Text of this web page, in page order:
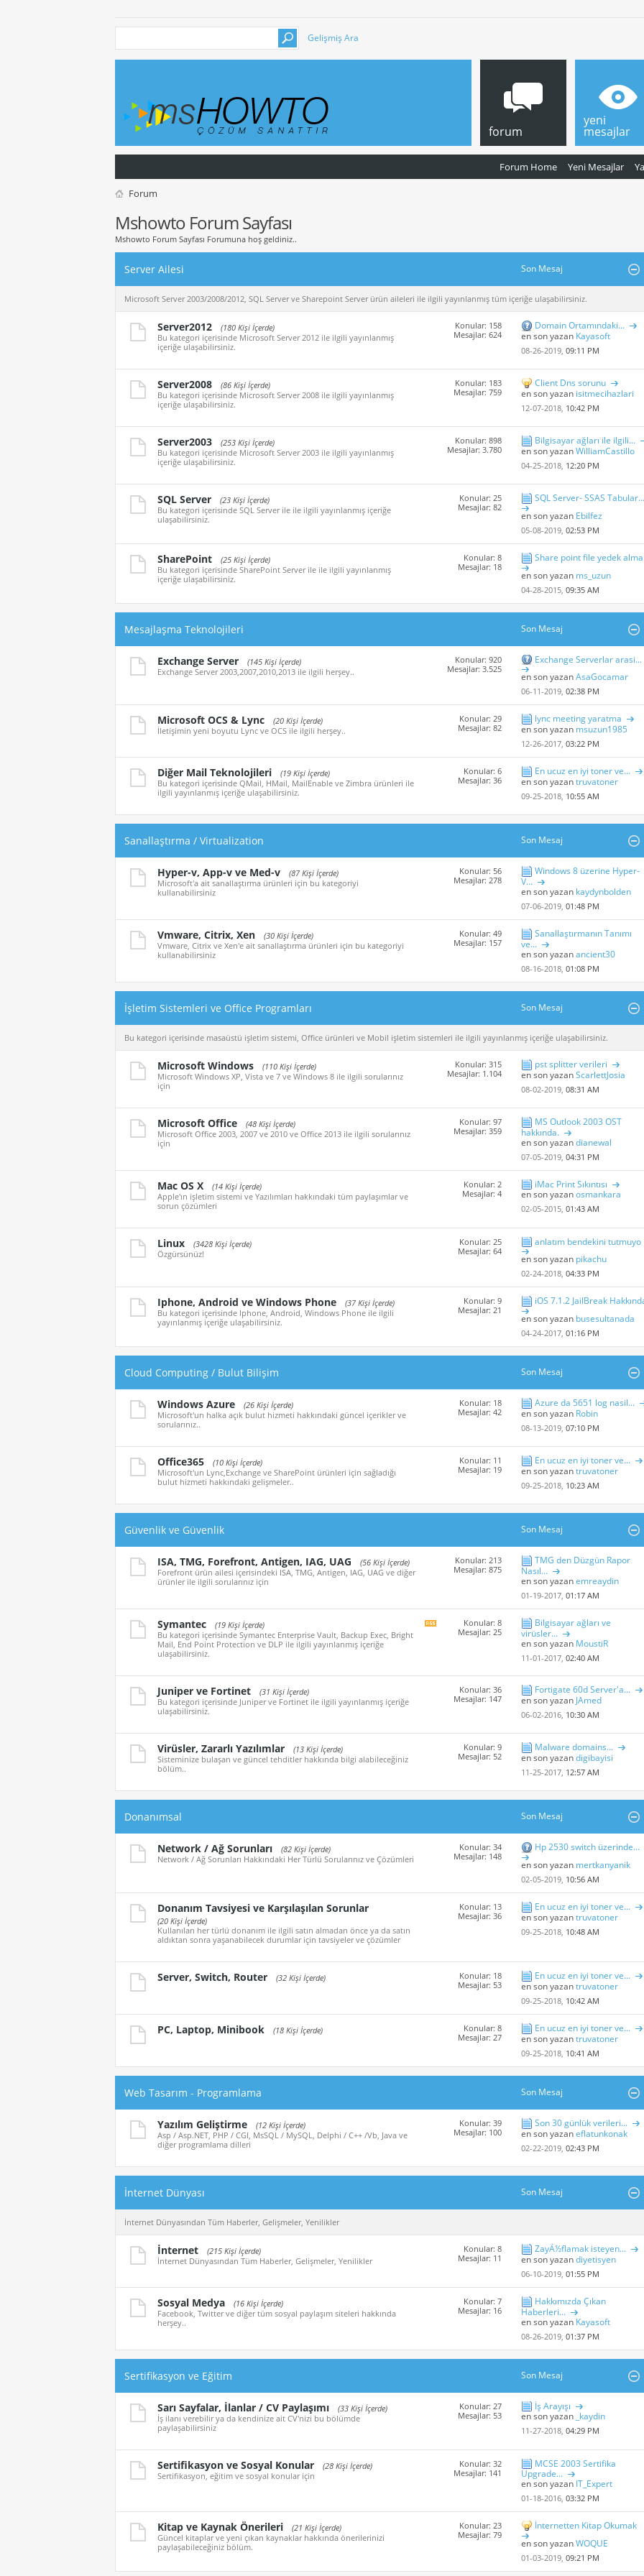
Gelişmiş Ara
forum
Forum Home Yeni Mesajlar
yeni
mesajlar
Forum
Mshowto Forum Sayfası
Mshowto Forum Sayfası Forumuna hoş geldiniz..
Server Ailesi Son Mesaj
Microsoft Server 2003/2008/2012, SQL Server ve Sharepoint Server ürün aileleri ile ilgili yayınlanmış tüm içeriğe ulaşabilirsiniz.
Server2012
(180 Kişi İçerde)
Bu kategori içerisinde Microsoft Server 2012 ile ilgili yayınlanmış
içeriğe ulaşabilirsiniz.
Konular: 158
Mesajlar: 624
Domain Ortamındaki...
en son yazan Kayasoft
08-26-2019, 09:11 PM
Server2008
(86 Kişi İçerde)
Bu kategori içerisinde Microsoft Server 2008 ile ilgili yayınlanmış
içeriğe ulaşabilirsiniz.
Konular: 183
Mesajlar: 759
Client Dns sorunu
en son yazan isitmecihazlari
12-07-2018, 10:42 PM
Server2003
(253 Kişi İçerde)
Bu kategori içerisinde Microsoft Server 2003 ile ilgili yayınlanmış
içeriğe ulaşabilirsiniz.
Konular: 898
Mesajlar: 3.780
Bilgisayar ağları ile ilgili...
en son yazanWilliamCastillo
04-25-2018, 12:20 PM
SQL Server
(23 Kişi İçerde)
Bu kategori içerisinde SQL Server ile ile ilgili yayınlanmış içeriğe
ulaşabilirsiniz.
Konular: 25
Mesajlar: 82
SQL Server- SSAS Tabular...
en son yazan Ebilfez
05-08-2019, 02:53 PM
SharePoint
(25 Kişi İçerde)
Bu kategori içerisinde SharePoint Server ile ile ilgili yayınlanmış
içeriğe ulaşabilirsiniz.
Konular: 8
Mesajlar: 18
Share point file yedek alma
en son yazan ms_uzun
04-28-2015, 09:35 AM
Mesajlaşma Teknolojileri Son Mesaj
Exchange Server
(145 Kişi İçerde)
Exchange Server 2003,2007,2010,2013 ile ilgili herşey..
Konular: 920
Mesajlar: 3.525
Exchange Serverlar arasi...
en son yazanAsaGocamar
06-11-2019, 02:38 PM
Microsoft OCS & Lync
(20 Kişi İçerde)
İletişimin yeni boyutu Lync ve OCS ile ilgili herşey..
Konular: 29
Mesajlar: 82
lync meeting yaratma
en son yazan msuzun1985
12-26-2017, 03:22 PM
Diğer Mail Teknolojileri
(19 Kişi İçerde)
Bu kategori içerisinde QMail, HMail, MailEnable ve Zimbra ürünleri ile
ilgili yayınlanmış içeriğe ulaşabilirsiniz.
Konular: 6
Mesajlar: 36
En ucuz en iyi toner ve...
en son yazantruvatoner
09-25-2018, 10:55 AM
Sanallaştırma / Virtualization Son Mesaj
Hyper-v, App-v ve Med-v
(87 Kişi İçerde)
Microsoft'a ait sanallaştırma ürünleri için bu kategoriyi
kullanabilirsiniz
Konular: 56
Mesajlar: 278
Windows 8 üzerine Hyper-
V...
en son yazan kaydynbolden
07-06-2019, 01:48 PM
Vmware, Citrix, Xen
(30 Kişi İçerde)
Vmware, Citrix ve Xen'e ait sanallaştırma ürünleri için bu kategoriyi
kullanabilirsiniz
Konular: 49
Mesajlar: 157
Sanallaştırmanın Tanımı
ve...
en son yazanancient30
08-16-2018, 01:08 PM
İşletim Sistemleri ve Office Programları Son Mesaj
Bu kategori içerisinde masaüstü işletim sistemi, Office ürünleri ve Mobil işletim sistemleri ile ilgili yayınlanmış içeriğe ulaşabilirsiniz.
Microsoft Windows
(110 Kişi İçerde)
Microsoft Windows XP, Vista ve 7 ve Windows 8 ile ilgili sorularınız
için
Konular: 315
Mesajlar: 1.104
pst splitter verileri
en son yazanScarlettJosia
08-02-2019, 08:31 AM
Microsoft Office
(48 Kişi İçerde)
Microsoft Office 2003, 2007 ve 2010 ve Office 2013 ile ilgili sorularınız
için
Konular: 97
Mesajlar: 359
MS Outlook 2003 OST
hakkında.
en son yazandianewal
07-05-2019, 04:31 PM
Mac OS X
(14 Kişi İçerde)
Apple'ın işletim sistemi ve Yazılımları hakkındaki tüm paylaşımlar ve
sorun çözümleri
Konular: 2
Mesajlar: 4
iMac Print Sıkıntısı
en son yazanosmankara
02-05-2015, 01:43 AM
Linux
(3428 Kişi İçerde)
Özgürsünüz!
Konular: 25
Mesajlar: 64
anlatım bendekini tutmuyo
en son yazan pikachu
02-24-2018, 04:33 PM
Iphone, Android ve Windows Phone
(37 Kişi İçerde)
Bu kategori içerisinde Iphone, Android, Windows Phone ile ilgili
yayınlanmış içeriğe ulaşabilirsiniz.
Konular: 9
Mesajlar: 21
iOS 7.1.2 JailBreak
en son yazan busesultanada
04-24-2017, 01:16 PM
Cloud Computing / Bulut Bilişim Son Mesaj
Windows Azure
(26 Kişi İçerde)
Microsoft'un halka açık bulut hizmeti hakkındaki güncel içerikler ve
sorularınız..
Konular: 18
Mesajlar: 42
Azure da 5651 log nasil...
en son yazan Robin
08-13-2019, 07:10 PM
Office365
(10 Kişi İçerde)
Microsoft'un Lync,Exchange ve SharePoint ürünleri için sağladığı
bulut hizmeti hakkındaki gelişmeler..
Konular: 11
Mesajlar: 19
En ucuz en iyi toner ve...
en son yazantruvatoner
09-25-2018, 10:23 AM
Güvenlik ve Güvenlik Son Mesaj
ISA, TMG, Forefront, Antigen, IAG, UAG
(56 Kişi İçerde)
Forefront ürün ailesi içerisindeki ISA, TMG, Antigen, IAG, UAG ve diğer
ürünler ile ilgili sorularınız için
Konular: 213
Mesajlar: 875
TMG den Düzgün Rapor
Nasıl...
en son yazanemreaydin
01-19-2017, 01:17 AM
Symantec
(19 Kişi İçerde)
Bu kategori içerisinde Symantec Enterprise Vault, Backup Exec, Bright
Mail, End Point Protection ve DLP ile ilgili yayınlanmış içeriğe
ulaşabilirsiniz.
Forum'un
Konular: 8
Mesajlar: 25
Bilgisayar ağları ve
virüsler...
en son yazan MoustiR
11-01-2017, 02:40 AM
Juniper ve Fortinet
(31 Kişi İçerde)
Bu kategori içerisinde Juniper ve Fortinet ile ilgili yayınlanmış içeriğe
ulaşabilirsiniz.
Konular: 36
Mesajlar: 147
Fortigate 60d Server'a...
en son yazan JAmed
06-02-2016, 10:30 AM
Virüsler, Zararlı Yazılımlar
(13 Kişi İçerde)
Sisteminize bulaşan ve güncel tehditler hakkında bilgi alabileceğiniz
bölüm..
Konular: 9
Mesajlar: 52
Malware domains...
en son yazandigibayisi
11-25-2017, 12:57 AM
Donanımsal Son Mesaj
Network / Ağ Sorunları
(82 Kişi İçerde)
Network / Ağ Sorunları Hakkındaki Her Türlü Sorularınız ve Çözümleri
Konular: 34
Mesajlar: 148
Hp 2530 switch üzerinde...
en son yazan mertkanyanik
02-05-2019, 10:56 AM
Donanım Tavsiyesi ve Karşılaşılan Sorunlar
(20 Kişi İçerde)
Kullanılan her türlü donanım ile ilgili satın almadan önce ya da satın
aldıktan sonra yaşanabilecek durumlar için tavsiyeler ve çözümler
Konular: 13
Mesajlar: 36
En ucuz en iyi toner ve...
en son yazantruvatoner
09-25-2018, 10:48 AM
Server, Switch, Router (32 Kişi İçerde)
Konular: 18
Mesajlar: 53
En ucuz en iyi toner ve...
en son yazantruvatoner
09-25-2018, 10:42 AM
PC, Laptop, Minibook (18 Kişi İçerde)
Konular: 8
Mesajlar: 27
En ucuz en iyi toner ve...
en son yazantruvatoner
09-25-2018, 10:41 AM
Web Tasarım - Programlama Son Mesaj
Yazılım Geliştirme
(12 Kişi İçerde)
Asp / Asp.NET, PHP / CGI, MsSQL / MySQL, Delphi / C++ /Vb, Java ve
diğer programlama dilleri
Konular: 39
Mesajlar: 100
Son 30 günlük verileri...
en son yazaneflatunkonak
02-22-2019, 02:43 PM
İnternet Dünyası Son Mesaj
İnternet Dünyasından Tüm Haberler, Gelişmeler, Yenilikler
İnternet
(215 Kişi İçerde)
İnternet Dünyasından Tüm Haberler, Gelişmeler, Yenilikler
Konular: 8
Mesajlar: 11
ZayÃ½flamak isteyen...
en son yazandiyetisyen
06-10-2019, 01:55 PM
Sosyal Medya
(16 Kişi İçerde)
Facebook, Twitter ve diğer tüm sosyal paylaşım siteleri hakkında
herşey..
Konular: 7
Mesajlar: 16
Hakkımızda Çıkan
Haberleri...
en son yazan Kayasoft
08-26-2019, 01:37 PM
Sertifikasyon ve Eğitim Son Mesaj
Sarı Sayfalar, İlanlar / CV Paylaşımı
(33 Kişi İçerde)
İş ilanı verebilir ya da kendinize ait CV'nizi bu bölümde
paylaşabilirsiniz
Konular: 27
Mesajlar: 53
İş Arayışı
en son yazan _kaydin
11-27-2018, 04:29 PM
Sertifikasyon ve Sosyal Konular
(28 Kişi İçerde)
Sertifikasyon, eğitim ve sosyal konular için
Konular: 32
Mesajlar: 141
MCSE 2003 Sertifika
Upgrade...
en son yazan IT_Expert
01-18-2016, 03:32 PM
Kitap ve Kaynak Önerileri
(21 Kişi İçerde)
Güncel kitaplar ve yeni çıkan kaynaklar hakkında önerilerinizi
paylaşabileceğiniz bölüm.
Konular: 23
Mesajlar: 79
İnternetten Kitap Okumak
en son yazanWOQUE
01-03-2019, 09:21 PM